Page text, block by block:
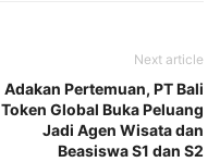
Next article
Adakan Pertemuan, PT Bali
Token Global Buka Peluang
Jadi Agen Wisata dan
Beasiswa S1 dan S2